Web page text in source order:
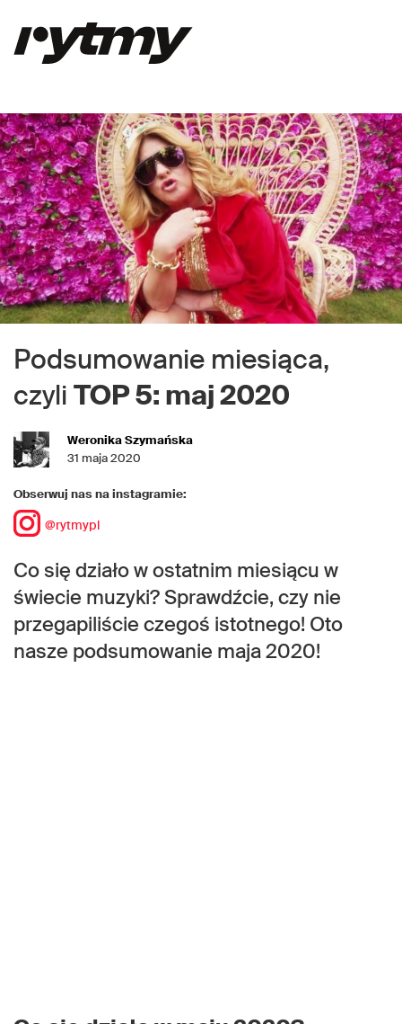
Podsumowanie miesiąca,
czyli TOP 5: maj 2020
Weronika Szymańska
31 maja 2020
Obserwuj nas na instagramie:
@rytmypl
Co się działo w ostatnim miesiącu w
świecie muzyki? Sprawdźcie, czy nie
przegapiliście czegoś istotnego! Oto
nasze podsumowanie maja 2020!